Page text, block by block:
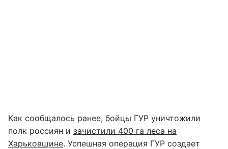
Как сообщалось ранее, бойцы ГУР уничтожили
полк россиян и зачистили 400 га леса на
Харьковщине. Успешная операция ГУР создает